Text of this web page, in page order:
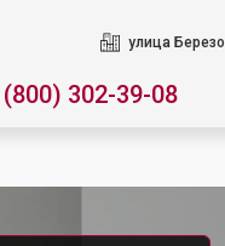
улица
(800) 302-39-08